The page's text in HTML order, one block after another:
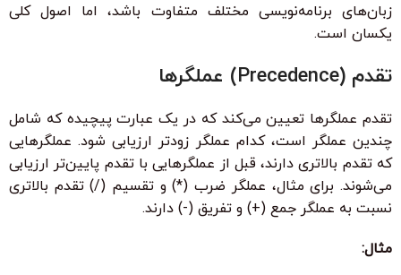
زبان‌های برنامه‌نویسی مختلف متفاوت باشد، اما اصول کلی
یکسان است.
تقدم (Precedence) عملگرها
تقدم عملگرها تعیین می‌کند که در یک عبارت پیچیده که شامل
چندین عملگر است، کدام عملگر زودتر ارزیابی شود. عملگرهایی
که تقدم بالاتری دارند، قبل از عملگرهایی با تقدم پایین‌تر ارزیابی
می‌شوند. برای مثال، عملگر ضرب (*) و تقسیم (/) تقدم بالاتری
نسبت به عملگر جمع (+) و تفریق (-) دارند.
مثال: